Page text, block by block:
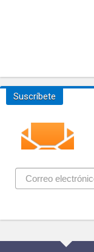
Suscríbete